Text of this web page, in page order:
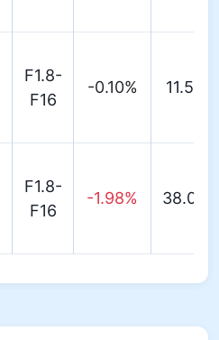
F1.8-
F16
-0.10% 11.52°
F1.8-
F16
-1.98% 38.09°